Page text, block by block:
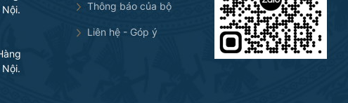
Thông báo của bộ
Liên hệ - Góp ý